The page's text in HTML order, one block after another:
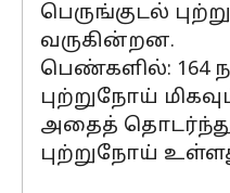
பெருங்குடல்
வருகின்றன.
பெண்களில்: 164
புற்றுநோய்
அதைத்
புற்றுநோய்